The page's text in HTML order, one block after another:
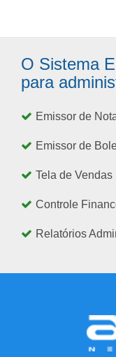
O Sistema
para
Emissor de
Emissor de
Tela de Vendas
Controle
Relatórios